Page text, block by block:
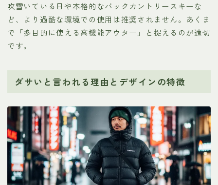
吹雪いている日や本格的なバックカントリースキーな
ど、より過酷な環境での使用は推奨されません。あくま
で「多目的に使える高機能アウター」と捉えるのが適切
です。
ダサいと言われる理由とデザインの特徴